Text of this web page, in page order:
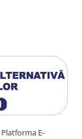
Platforma E-